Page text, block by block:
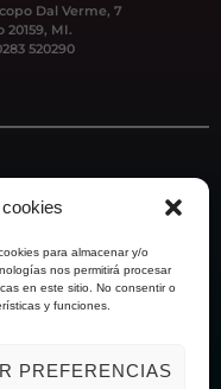
para almacenar y/o
nos permitirá procesar
en este sitio. No consentir o
y funciones.
PREFERENCIAS
Dal Verme, 7
20159, MI.
520290